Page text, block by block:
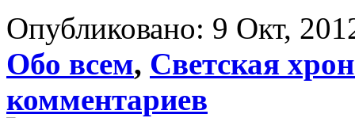
Опубликовано: 9 Окт,
Обо всем, Светская
комментариев